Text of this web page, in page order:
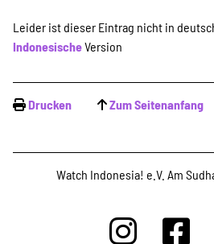
Leider ist dieser Eintrag nicht in
IndonesischeVersion
Drucken Zum Seitenanfang
Watch Indonesia! e.V. Am